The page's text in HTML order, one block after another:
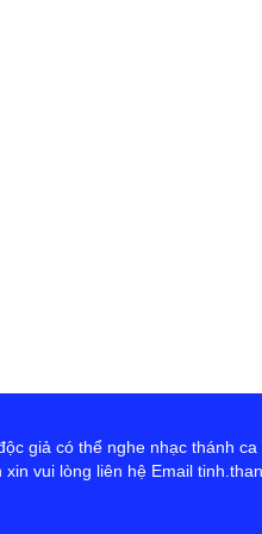
giả có thể nghe nhạc thánh ca
vui lòng liên hệ Email